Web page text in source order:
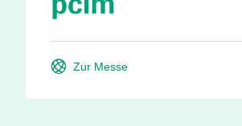
Zur Messe